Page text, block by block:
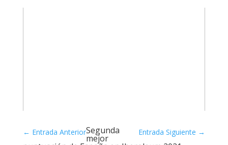
← Entrada Anterior Entrada Siguiente →
Segunda
mejor